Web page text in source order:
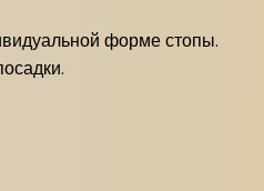
форме стопы.